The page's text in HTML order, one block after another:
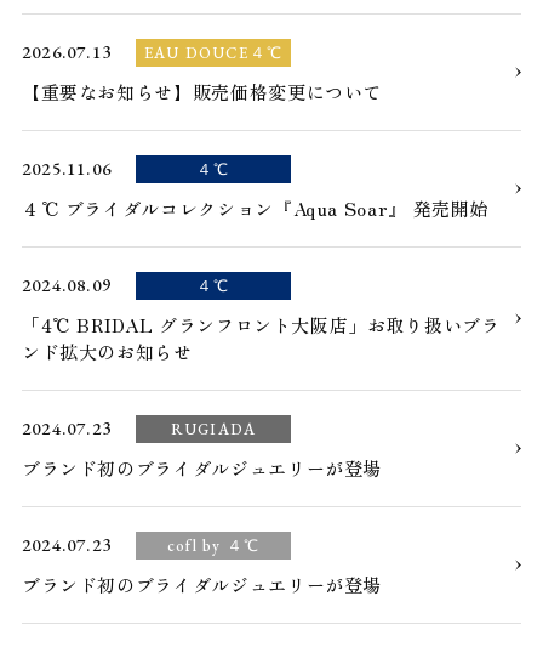
2026.07.13 EAU DOUCE４℃
【重要なお知らせ】販売価格変更について
2025.11.06 ４℃
４℃ ブライダルコレクション『Aqua Soar』 発売開始
2024.08.09 ４℃
「4℃ BRIDAL グランフロント大阪店」お取り扱いブラ
ンド拡大のお知らせ
2024.07.23 RUGIADA
ブランド初のブライダルジュエリーが登場
2024.07.23 cofl by ４℃
ブランド初のブライダルジュエリーが登場